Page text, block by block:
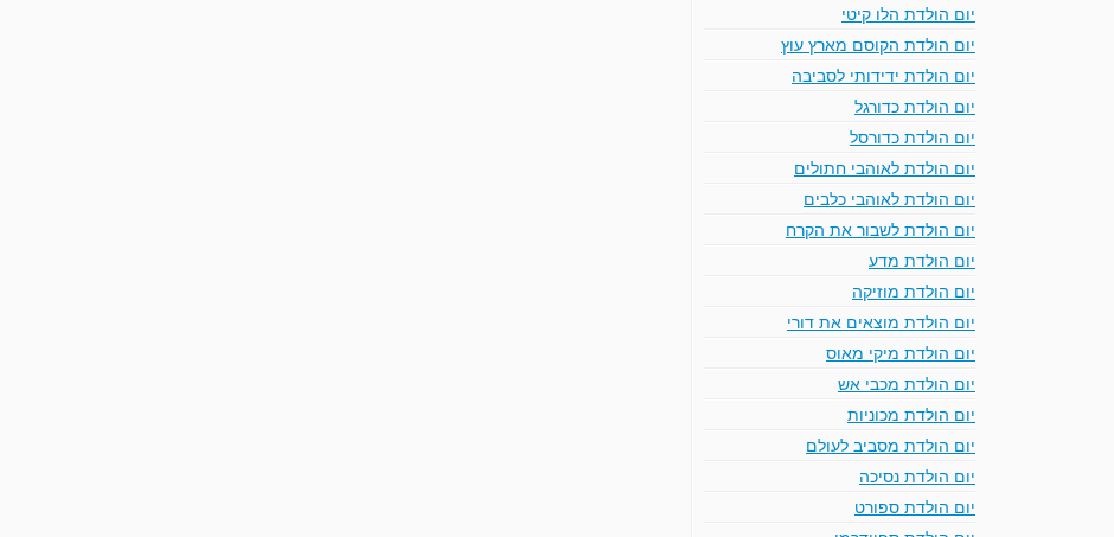
יום הולדת הלו קיטי
יום הולדת הקוסם מארץ עוץ
יום הולדת ידידותי לסביבה
יום הולדת כדורגל
יום הולדת כדורסל
יום הולדת לאוהבי חתולים
יום הולדת לאוהבי כלבים
יום הולדת לשבור את הקרח
יום הולדת מדע
יום הולדת מוזיקה
יום הולדת מוצאים את דורי
יום הולדת מיקי מאוס
יום הולדת מכבי אש
יום הולדת מכוניות
יום הולדת מסביב לעולם
יום הולדת נסיכה
יום הולדת ספורט